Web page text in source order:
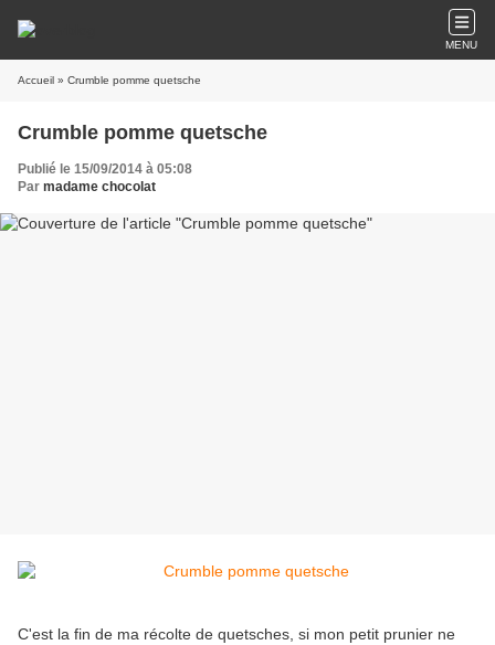
MENU
Accueil » Crumble pomme quetsche
Crumble pomme quetsche
Publié le 15/09/2014 à 05:08
Par madame chocolat
C'est la fin de ma récolte de quetsches, si mon petit prunier ne